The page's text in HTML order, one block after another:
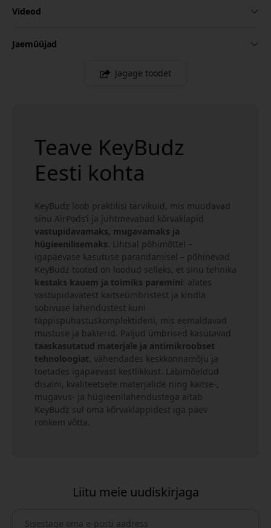
Videod
Jaemüüjad
Jagage toodet
Teave KeyBudz
Eesti kohta
KeyBudz loob praktilisi tarvikuid, mis muudavad
sinu AirPods’i ja juhtmevabad kõrvaklapid
vastupidavamaks, mugavamaks ja
hügieenilisemaks. Lihtsal põhimõttel –
igapäevase kasutuse parandamisel – põhinevad
KeyBudz tooted on loodud selleks, et sinu tehnika
kestaks kauem ja toimiks paremini: alates
vastupidavatest kaitseümbristest ja kindla
sobivuse lahendustest kuni
täppispuhastuskomplektideni, mis eemaldavad
mustuse ja bakterid. Paljud ümbrised kasutavad
taaskasutatud materjale ja antimikroobset
tehnoloogiat, vähendades keskkonnamõju ja
toetades igapäevast kestlikkust. Läbimõeldud
disaini, kvaliteetsete materjalide ning kaitse-,
mugavus- ja hügieenilahendustega aitab
KeyBudz sul oma kõrvaklappidest iga päev
rohkem võtta.
Liitu meie uudiskirjaga